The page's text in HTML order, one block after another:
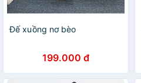
Đế xuồng nơ bèo
199.000 đ